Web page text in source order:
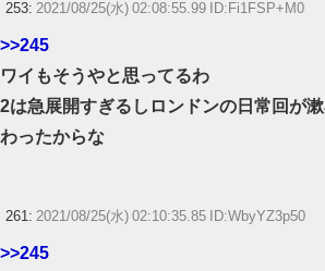
253: 2021/08/25(水) 02:08:55.99 ID:Fi1FSP+M0
>>245
ワイもそうやと思ってるわ
2は急展開すぎるしロンドンの日常回が
わったからな
261: 2021/08/25(水) 02:10:35.85 ID:WbyYZ3p50
>>245